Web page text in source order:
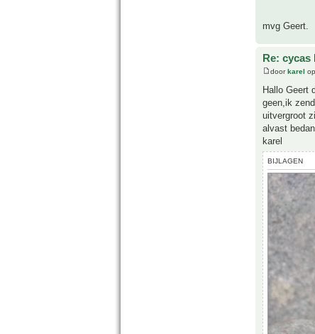
mvg Geert.
Re: cycas
doorkarel
Hallo Geert
geen,ik
uitvergroot
alvast
karel
BIJLAGEN